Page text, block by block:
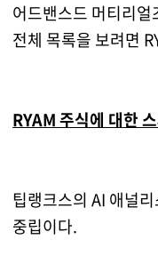
어드밴스드 머티리
전체 목록을 보려면
RYAM 주식에 대한
팁랭크스의 AI 애널
중립이다.